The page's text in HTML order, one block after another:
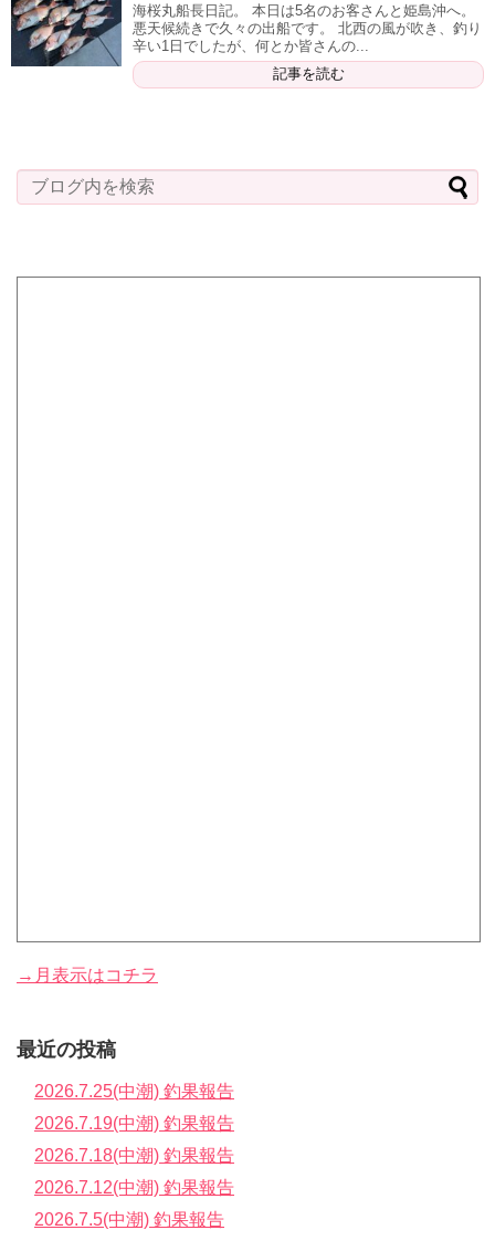
海桜丸船長日記。 本日は5名のお客さんと姫島沖へ。
悪天候続きで久々の出船です。 北西の風が吹き、釣り
辛い1日でしたが、何とか皆さんの...
記事を読む
→月表示はコチラ
最近の投稿
2026.7.25(中潮) 釣果報告
2026.7.19(中潮) 釣果報告
2026.7.18(中潮) 釣果報告
2026.7.12(中潮) 釣果報告
2026.7.5(中潮) 釣果報告